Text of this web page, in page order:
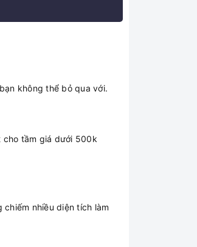
không thể bỏ qua với.
tầm giá dưới 500k
nhiều diện tích làm